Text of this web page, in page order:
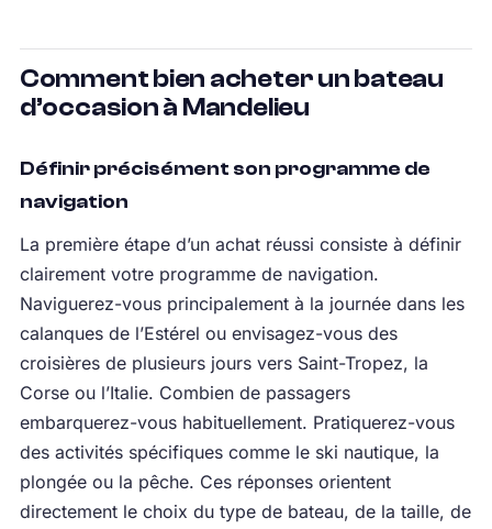
Comment bien acheter un bateau
d’occasion à Mandelieu
Définir précisément son programme de
navigation
La première étape d’un achat réussi consiste à définir
clairement votre programme de navigation.
Naviguerez-vous principalement à la journée dans les
calanques de l’Estérel ou envisagez-vous des
croisières de plusieurs jours vers Saint-Tropez, la
Corse ou l’Italie. Combien de passagers
embarquerez-vous habituellement. Pratiquerez-vous
des activités spécifiques comme le ski nautique, la
plongée ou la pêche. Ces réponses orientent
directement le choix du type de bateau, de la taille, de